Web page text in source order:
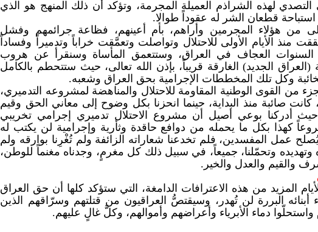
لهذه الشراذم العميلة المجرمة، وتؤكد أن ذلك المنهج هو الذي
قطعان الشر له عقوداً طوالا.
من هؤلاء المجرمين وأراهم، بأم أعينهم، فظاعة جرائمهم وفشل
منذ الأيام الأولى للاحتلال وتواصلت وتعمَّقت خراباً وتدميراً وفساداً
السنوات العجاف في العراق، وستتعمق المأساة وسنقرأ عن هروب
الجديد) الغارقة قريباً، بإذن الله تعالى، حيث ستتحطم بالكامل
وكل تلك المخططات الإجرامية بحق العراق وشعبه.
من القوى الوطنية المقاومة للاحتلال والمناهضة لمشروعه التدميري،
صائبة منذ البداية، حينما انحزنا بكل وضوح إلى معاني الحق وقيم
حيث أدركنا بوعي أصيل أن مشروع الاحتلال تدميري إجرامي تخريبي
كهذا بكل ما يحمله من دوافع حاقدة وثأرية وإجرامية لن يكتب له
يُصلح عمل المفسدين، فلم تخدعنا شعاراته الزائفة ولم تُغْرِنا بوارقه ولم
وتهديده وتحمّلنا، جميعاً، في سبيل ذلك كل مغرمٍ، وجدناه مغنماً للوطن،
والقيم والعدل والخير.
المزيد من هذه الاعترافات الدامغة، التي ستؤكد كلها أن حق العراق
أبنائه البررة لن تُهدر، وسيقتصُّ العراقيون من قتلتهم وسرّاقهم الذين
دماء الأبرياء وأعراضهم وأموالهم، وكلَّ غالٍ عليهم.